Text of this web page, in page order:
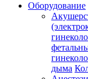
Оборудование
дыма